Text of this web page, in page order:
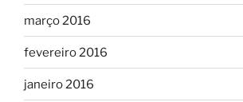
março 2016
fevereiro 2016
janeiro 2016